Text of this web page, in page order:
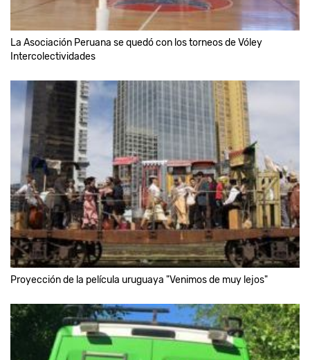
La Asociación Peruana se quedó con los torneos de Vóley
Intercolectividades
Proyección de la película uruguaya "Venimos de muy lejos"